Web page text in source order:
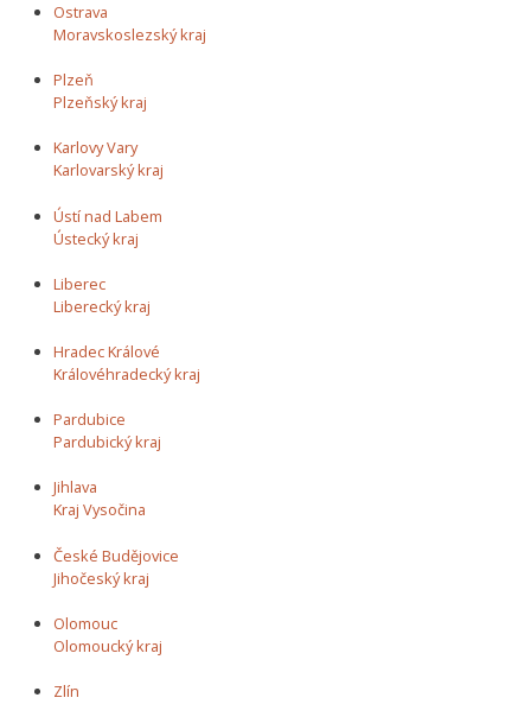
Ostrava
Moravskoslezský kraj
Plzeň
Plzeňský kraj
Karlovy Vary
Karlovarský kraj
Ústí nad Labem
Ústecký kraj
Liberec
Liberecký kraj
Hradec Králové
Královéhradecký kraj
Pardubice
Pardubický kraj
Jihlava
Kraj Vysočina
České Budějovice
Jihočeský kraj
Olomouc
Olomoucký kraj
Zlín